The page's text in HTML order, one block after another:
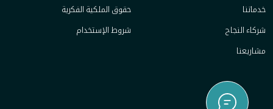
خدماتنا
شركاء النجاح
مشاريعنا
حقوق الملكية الفكرية
شروط الإستخدام